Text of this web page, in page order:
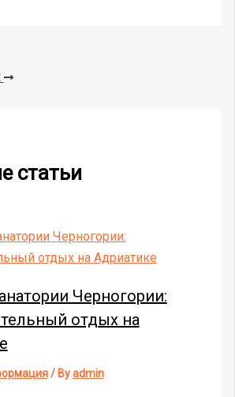
статьи
Черногории:
отдых на
/ Byadmin